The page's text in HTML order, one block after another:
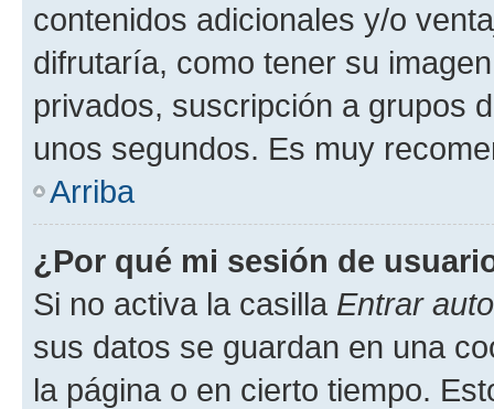
contenidos adicionales y/o
difrutaría, como tener su
privados, suscripción a grupos
unos segundos. Es muy
Arriba
¿Por qué mi sesión de
Si no activa la casilla Entrar
sus datos se guardan en una
la página o en cierto tiempo.